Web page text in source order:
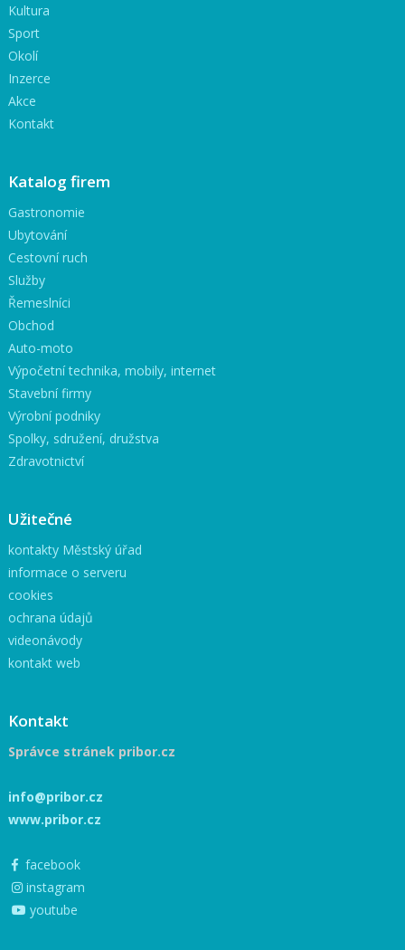
Kultura
Sport
Okolí
Inzerce
Akce
Kontakt
Katalog firem
Gastronomie
Ubytování
Cestovní ruch
Služby
Řemeslníci
Obchod
Auto-moto
Výpočetní technika, mobily, internet
Stavební firmy
Výrobní podniky
Spolky, sdružení, družstva
Zdravotnictví
Užitečné
kontakty Městský úřad
informace o serveru
cookies
ochrana údajů
videonávody
kontakt web
Kontakt
Správce stránek pribor.cz
info@pribor.cz
www.pribor.cz
facebook
instagram
youtube